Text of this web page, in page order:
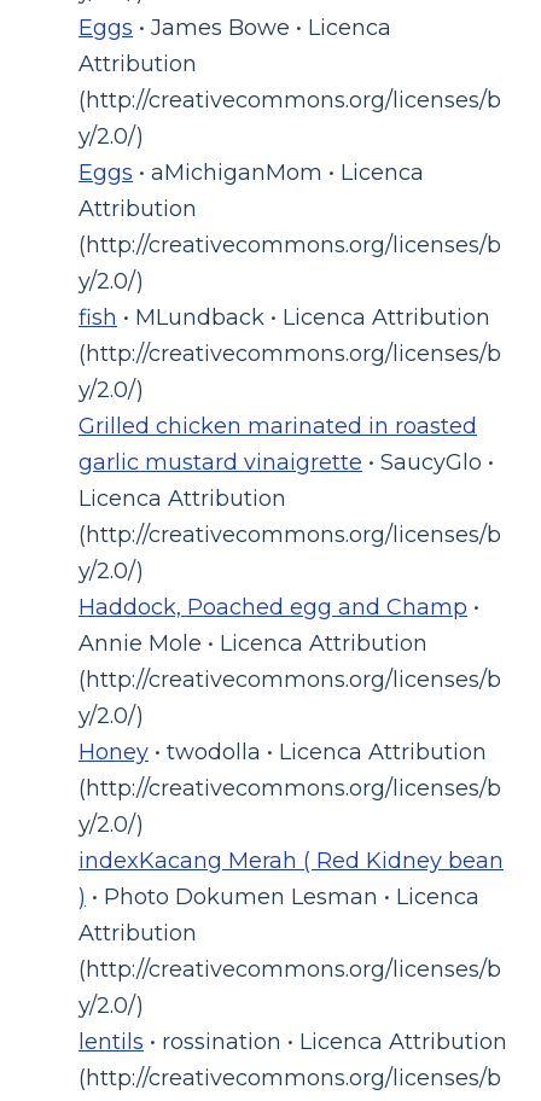
Eggs • James Bowe • Licenca
Attribution
(http://creativecommons.org/licenses/b
y/2.0/)
Eggs • aMichiganMom • Licenca
Attribution
(http://creativecommons.org/licenses/b
y/2.0/)
fish • MLundback • Licenca Attribution
(http://creativecommons.org/licenses/b
y/2.0/)
Grilled chicken marinated in roasted
garlic mustard vinaigrette • SaucyGlo •
Licenca Attribution
(http://creativecommons.org/licenses/b
y/2.0/)
Haddock, Poached egg and Champ •
Annie Mole • Licenca Attribution
(http://creativecommons.org/licenses/b
y/2.0/)
Honey • twodolla • Licenca Attribution
(http://creativecommons.org/licenses/b
y/2.0/)
indexKacang Merah ( Red Kidney bean
) • Photo Dokumen Lesman • Licenca
Attribution
(http://creativecommons.org/licenses/b
y/2.0/)
lentils • rossination • Licenca Attribution
(http://creativecommons.org/licenses/b